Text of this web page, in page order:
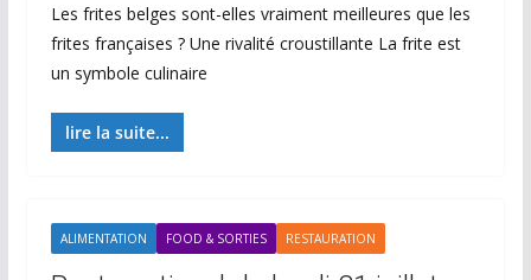
Les frites belges sont-elles vraiment meilleures que les
frites françaises ? Une rivalité croustillante La frite est
un symbole culinaire
lire la suite...
ALIMENTATION FOOD & SORTIES RESTAURATION